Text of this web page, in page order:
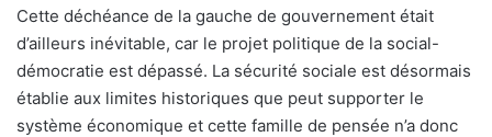
Cette déchéance de la gauche de gouvernement était
d’ailleurs inévitable, car le projet politique de la social-
démocratie est dépassé. La sécurité sociale est désormais
établie aux limites historiques que peut supporter le
système économique et cette famille de pensée n’a donc